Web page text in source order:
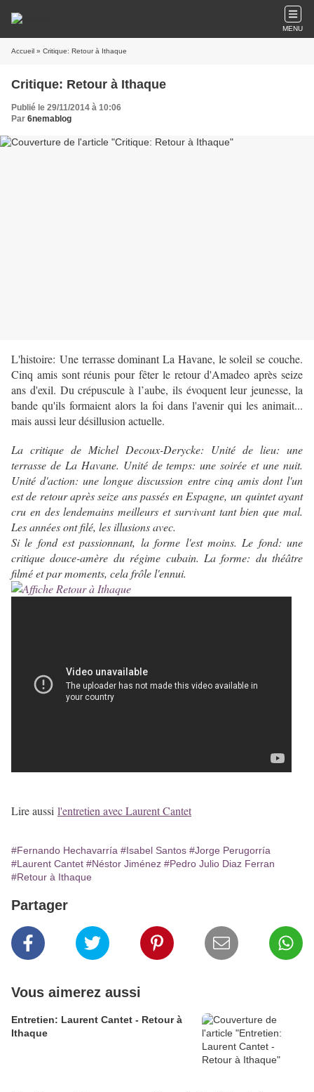
MENU
Accueil » Critique: Retour à Ithaque
Critique: Retour à Ithaque
Publié le 29/11/2014 à 10:06
Par 6nemablog
L'histoire: Une terrasse dominant La Havane, le soleil se couche.
Cinq amis sont réunis pour fêter le retour d'Amadeo après seize
ans d'exil. Du crépuscule à l’aube, ils évoquent leur jeunesse, la
bande qu'ils formaient alors la foi dans l'avenir qui les animait...
mais aussi leur désillusion actuelle.
La critique de Michel Decoux-Derycke: Unité de lieu: une
terrasse de La Havane. Unité de temps: une soirée et une nuit.
Unité d'action: une longue discussion entre cinq amis dont l'un
est de retour après seize ans passés en Espagne, un quintet ayant
cru en des lendemains meilleurs et survivant tant bien que mal.
Les années ont filé, les illusions avec.
Si le fond est passionnant, la forme l'est moins. Le fond: une
critique douce-amère du régime cubain. La forme: du théâtre
filmé et par moments, cela frôle l'ennui.
Lire aussi l'entretien avec Laurent Cantet
#Fernando Hechavarría #Isabel Santos #Jorge Perugorría
#Laurent Cantet #Néstor Jiménez #Pedro Julio Diaz Ferran
#Retour à Ithaque
Partager
Vous aimerez aussi
Entretien: Laurent Cantet - Retour à
Ithaque